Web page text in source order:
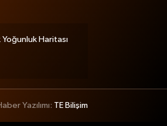
Haritası
Yazılımı: TE Bilişim